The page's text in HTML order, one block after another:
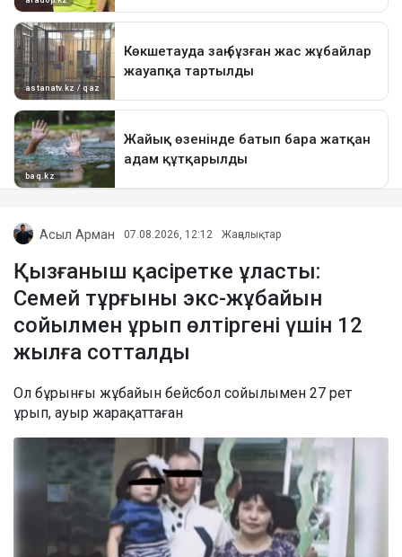
Асыл Арман 07.08.2026, 12:12 Жаңалықтар
Қызғаныш қасіретке ұласты:
Семей тұрғыны экс-жұбайын
сойылмен ұрып өлтіргені үшін 12
жылға сотталды
Ол бұрынғы жұбайын бейсбол сойылымен 27 рет
ұрып, ауыр жарақаттаған